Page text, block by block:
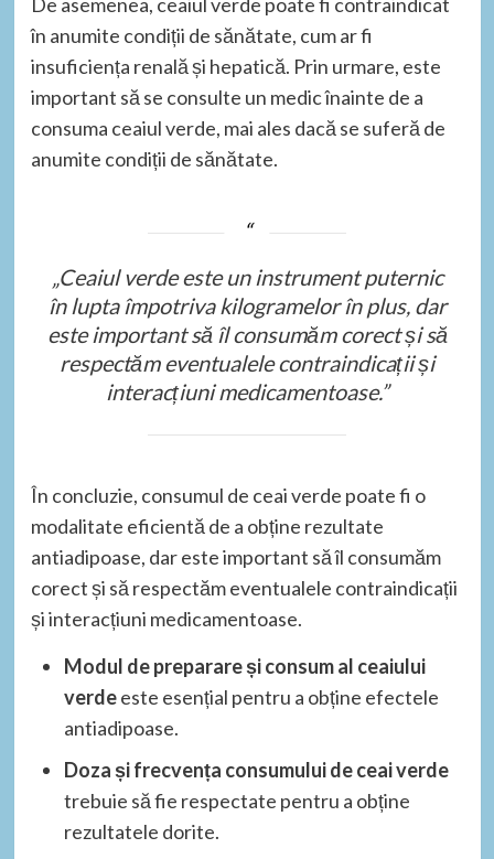
în anumite condiții de sănătate, cum ar fi
insuficiența renală și hepatică. Prin urmare, este
important să se consulte un medic înainte de a
consuma ceaiul verde, mai ales dacă se suferă de
anumite condiții de sănătate.
„Ceaiul verde este un instrument puternic
în lupta împotriva kilogramelor în plus, dar
este important să îl consumăm corect și să
respectăm eventualele contraindicații și
interacțiuni medicamentoase.”
În concluzie, consumul de ceai verde poate fi o
modalitate eficientă de a obține rezultate
antiadipoase, dar este important să îl consumăm
corect și să respectăm eventualele contraindicații
și interacțiuni medicamentoase.
Modul de preparare și consum al ceaiului
verdeeste esențial pentru a obține efectele
antiadipoase.
Doza și frecvența consumului de ceai verde
trebuie să fie respectate pentru a obține
rezultatele dorite.